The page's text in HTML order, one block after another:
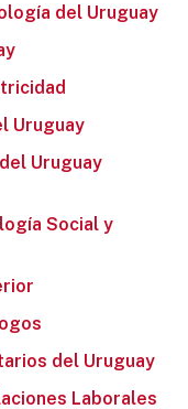
del Uruguay
Uruguay
Uruguay
Social y
del Uruguay
Laborales